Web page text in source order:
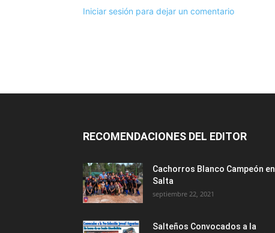
Iniciar sesión para dejar un comentario
RECOMENDACIONES DEL EDITOR
Cachorros Blanco Campeón en
Salta
septiembre 22, 2021
Salteños Convocados a la